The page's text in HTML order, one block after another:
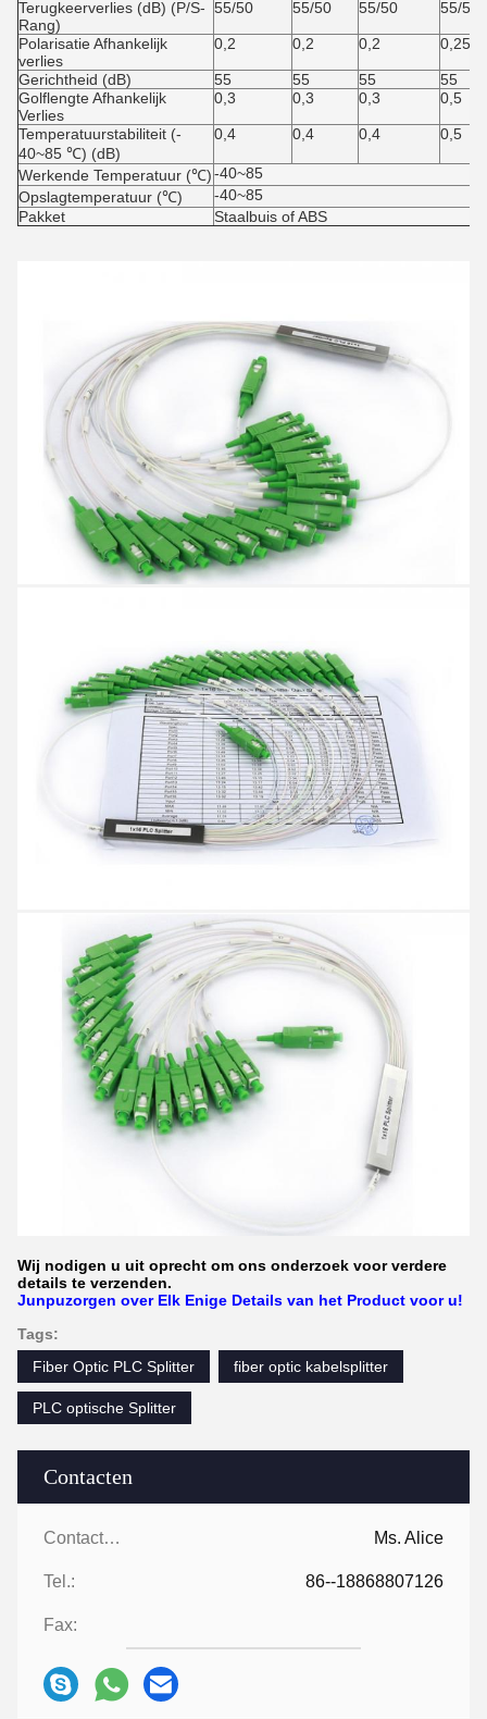
Contacten
Contacten: Ms. Alice
Tel.: 86--18868807126
Fax:
Terugkeerverlies (dB) (P/S-
Rang)
55/50 55/50 55/50 55/50
Polarisatie Afhankelijk
verlies
0,2 0,2 0,2 0,25
Gerichtheid (dB) 55 55 55
55
Golflengte Afhankelijk
Verlies
0,3 0,3 0,3 0,5
Temperatuurstabiliteit (-
40~85 ℃) (dB)
0,4 0,4 0,4 0,5
Werkende Temperatuur (℃)-40~85
Opslagtemperatuur (℃)
-40~85
Pakket
Staalbuis of ABS
Wij nodigen u uit oprecht om ons onderzoek voor verdere
details te verzenden.
Junpuzorgen over Elk Enige Details van het Product voor u!
Tags:
Fiber Optic PLC Splitter
fiber optic kabelsplitter
PLC optische Splitter